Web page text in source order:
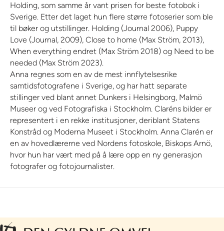
Holding, som samme år vant prisen for beste fotobok i
Sverige. Etter det laget hun flere større fotoserier som ble
til bøker og utstillinger. Holding (Journal 2006), Puppy
Love (Journal, 2009), Close to home (Max Ström, 2013),
When everything endret (Max Ström 2018) og Need to be
needed (Max Ström 2023).
Anna regnes som en av de mest innflytelsesrike
samtidsfotografene i Sverige, og har hatt separate
stillinger ved blant annet Dunkers i Helsingborg, Malmö
Museer og ved Fotografiska i Stockholm. Claréns bilder er
representert i en rekke institusjoner, deriblant Statens
Konstråd og Moderna Museet i Stockholm. Anna Clarén er
en av hovedlærerne ved Nordens fotoskole, Biskops Arnö,
hvor hun har vært med på å lære opp en ny generasjon
fotografer og fotojournalister.